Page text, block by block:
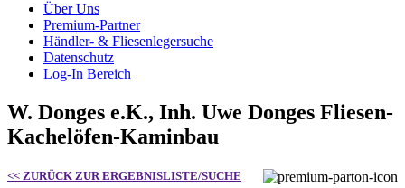
Über Uns
Premium-Partner
Händler- & Fliesenlegersuche
Datenschutz
Log-In Bereich
W. Donges e.K., Inh. Uwe Donges Fliesen-
Kachelöfen-Kaminbau
<< ZURÜCK ZUR ERGEBNISLISTE/SUCHE